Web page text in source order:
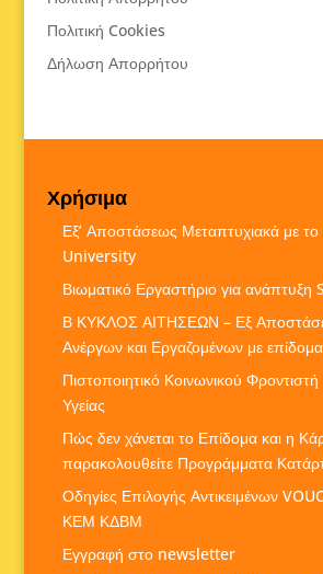
Πολιτική Cookies
Δήλωση Απορρήτου
Χρήσιμα
Εξ’ Αποστάσεως Μεταπτυχιακά με
University
Βιωματικό Εργαστήριο για
Β ΚΥΚΛΟΣ ΑΙΤΗΣΕΩΝ – Εξ
Ανέργων και Εργαζομένων με
Πιστοποιητικό Κοινωνικού
Υγείας
Πώς δεν χάνεται το Επίδομα και η
παρακολουθείτε Προγράμματα
Οδηγίες Επιλογής Αντικειμένων
ΚΕΜ ΚΔΒΜ
Εγγραφή στο newsletter